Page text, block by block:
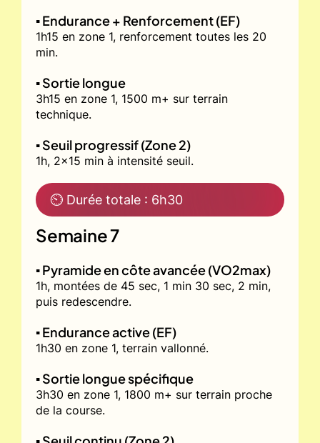
▪️ Endurance + Renforcement (EF)
1h15 en zone 1, renforcement toutes les 20
min.
▪️ Sortie longue
3h15 en zone 1, 1500 m+ sur terrain
technique.
▪️ Seuil progressif (Zone 2)
1h, 2x15 min à intensité seuil.
⏲ Durée totale : 6h30
Semaine 7
▪️ Pyramide en côte avancée (VO2max)
1h, montées de 45 sec, 1 min 30 sec, 2 min,
puis redescendre.
▪️ Endurance active (EF)
1h30 en zone 1, terrain vallonné.
▪️ Sortie longue spécifique
3h30 en zone 1, 1800 m+ sur terrain proche
de la course.